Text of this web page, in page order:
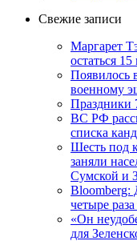
Свежие записи
Маргарет
остаться
Появилось
военному
Праздники
ВС РФ
списка
Шесть под
заняли
Сумской и
Bloomberg:
четыре
«Он
для